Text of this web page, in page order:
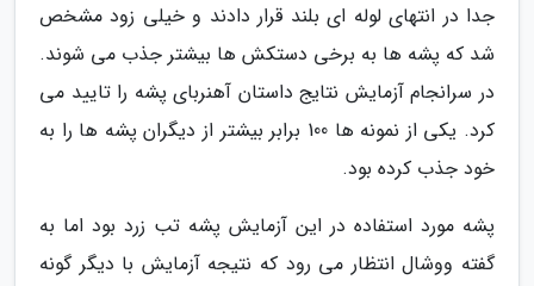
جدا در انتهای لوله ای بلند قرار دادند و خیلی زود مشخص
شد که پشه ها به برخی دستکش ها بیشتر جذب می شوند.
در سرانجام آزمایش نتایج داستان آهنربای پشه را تایید می
کرد. یکی از نمونه ها 100 برابر بیشتر از دیگران پشه ها را به
خود جذب کرده بود.
پشه مورد استفاده در این آزمایش پشه تب زرد بود اما به
گفته ووشال انتظار می رود که نتیجه آزمایش با دیگر گونه